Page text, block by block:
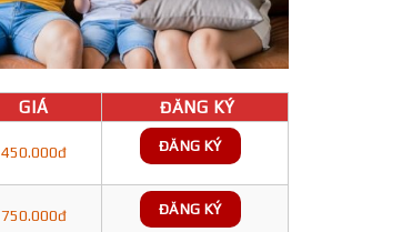
GIÁ ĐĂNG KÝ
450.000đ ĐĂNG KÝ
750.000đ ĐĂNG KÝ